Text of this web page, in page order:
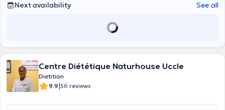
Next availability
See all
Centre Diététique Naturhouse Uccle
Dietitian
9.9|56 reviews